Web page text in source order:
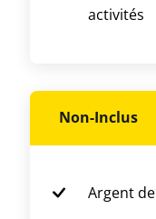
activités
Non-Inclus
Argent